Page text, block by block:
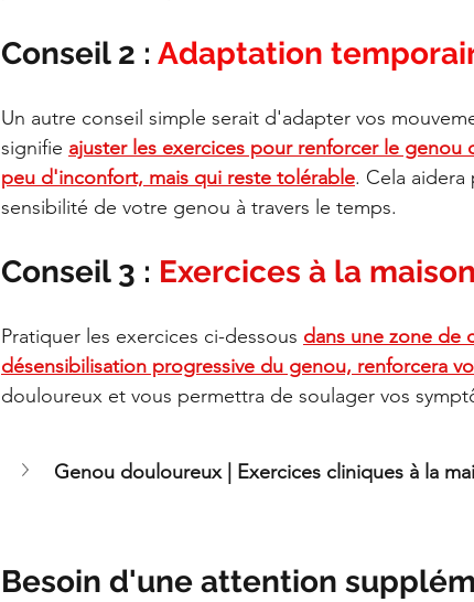
Conseil 2 : Adaptation
Un autre conseil simple serait d'adapter vos
signifie ajuster les exercices pour renforcer le genou
peu d'inconfort, mais qui reste tolérable. Cela aidera
sensibilité de votre genou à travers le temps.
Conseil 3 : Exercices à la maison
Pratiquer les exercices ci-dessous dans une zone de
désensibilisation progressive du genou, renforcera
douloureux et vous permettra de soulager vos
Genou douloureux | Exercices cliniques à la
Besoin d'une attention